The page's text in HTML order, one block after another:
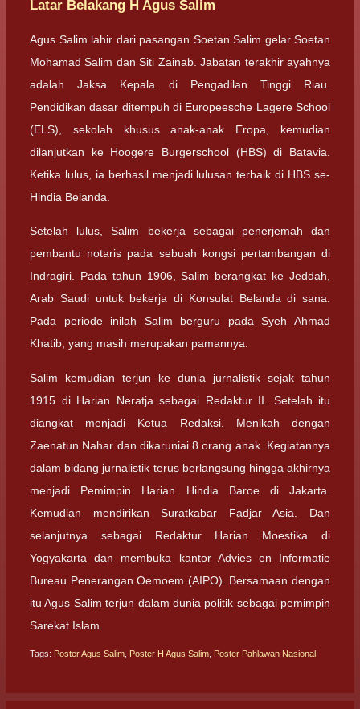
Latar Belakang H Agus Salim
Agus Salim lahir dari pasangan Soetan Salim gelar Soetan
Mohamad Salim dan Siti Zainab. Jabatan terakhir ayahnya
adalah Jaksa Kepala di Pengadilan Tinggi Riau.
Pendidikan dasar ditempuh di Europeesche Lagere School
(ELS), sekolah khusus anak-anak Eropa, kemudian
dilanjutkan ke Hoogere Burgerschool (HBS) di Batavia.
Ketika lulus, ia berhasil menjadi lulusan terbaik di HBS se-
Hindia Belanda.
Setelah lulus, Salim bekerja sebagai penerjemah dan
pembantu notaris pada sebuah kongsi pertambangan di
Indragiri. Pada tahun 1906, Salim berangkat ke Jeddah,
Arab Saudi untuk bekerja di Konsulat Belanda di sana.
Pada periode inilah Salim berguru pada Syeh Ahmad
Khatib, yang masih merupakan pamannya.
Salim kemudian terjun ke dunia jurnalistik sejak tahun
1915 di Harian Neratja sebagai Redaktur II. Setelah itu
diangkat menjadi Ketua Redaksi. Menikah dengan
Zaenatun Nahar dan dikaruniai 8 orang anak. Kegiatannya
dalam bidang jurnalistik terus berlangsung hingga akhirnya
menjadi Pemimpin Harian Hindia Baroe di Jakarta.
Kemudian mendirikan Suratkabar Fadjar Asia. Dan
selanjutnya sebagai Redaktur Harian Moestika di
Yogyakarta dan membuka kantor Advies en Informatie
Bureau Penerangan Oemoem (AIPO). Bersamaan dengan
itu Agus Salim terjun dalam dunia politik sebagai pemimpin
Sarekat Islam.
Tags: Poster Agus Salim Poster H Agus Salim Poster Pahlawan Nasional